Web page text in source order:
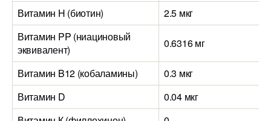
Витамин H (биотин)
2.5 мкг
Витамин PP (ниациновый
эквивалент)
0.6316 мг
Витамин B12 (кобаламины)
0.3 мкг
Витамин D
0.04 мкг